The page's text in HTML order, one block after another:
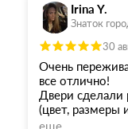
Irina Y.
Знаток
30
Очень
все отлично!
Двери сделали
(цвет, размеры
выглядят
еще